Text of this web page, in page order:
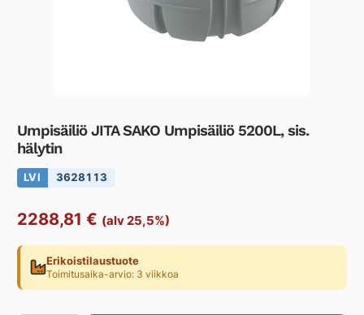
Umpisäiliö JITA SAKO Umpisäiliö 5200L, sis.
hälytin
LVI 3628113
2288,81 € (alv 25,5%)
Erikoistilaustuote
Toimitusaika-arvio: 3 viikkoa